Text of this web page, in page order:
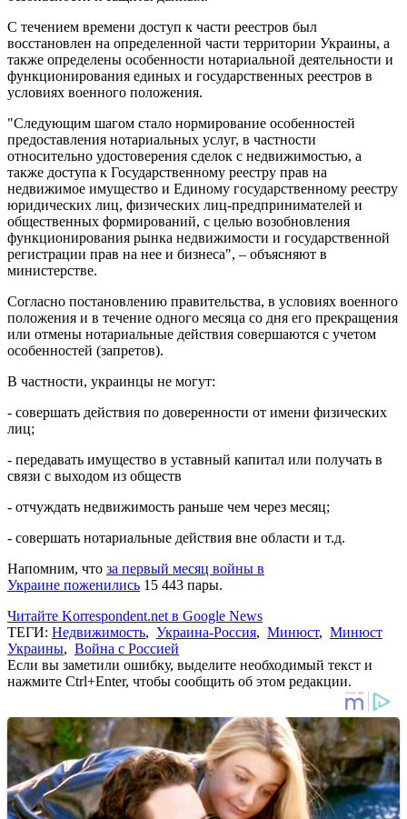
С течением времени доступ к части реестров был
восстановлен на определенной части территории Украины, а
также определены особенности нотариальной деятельности и
функционирования единых и государственных реестров в
условиях военного положения.
"Следующим шагом стало нормирование особенностей
предоставления нотариальных услуг, в частности
относительно удостоверения сделок с недвижимостью, а
также доступа к Государственному реестру прав на
недвижимое имущество и Единому государственному реестру
юридических лиц, физических лиц-предпринимателей и
общественных формирований, с целью возобновления
функционирования рынка недвижимости и государственной
регистрации прав на нее и бизнеса", – объясняют в
министерстве.
Согласно постановлению правительства, в условиях военного
положения и в течение одного месяца со дня его прекращения
или отмены нотариальные действия совершаются с учетом
особенностей (запретов).
В частности, украинцы не могут:
- совершать действия по доверенности от имени физических
лиц;
- передавать имущество в уставный капитал или получать в
связи с выходом из обществ
- отчуждать недвижимость раньше чем через месяц;
- совершать нотариальные действия вне области и т.д.
Напомним, что за первый месяц войны в
Украине поженились 15 443 пары.
Читайте Korrespondent.net в Google News
ТЕГИ: Недвижимость, Украина-Россия, Минюст, Минюст
Украины, Война с Россией
Если вы заметили ошибку, выделите необходимый текст и
нажмите Ctrl+Enter, чтобы сообщить об этом редакции.